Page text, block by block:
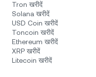
Tron खरीदें
Solana खरीदें
USD Coin खरीदें
Toncoin खरीदें
Ethereum खरीदें
XRP खरीदें
Litecoin खरीदें